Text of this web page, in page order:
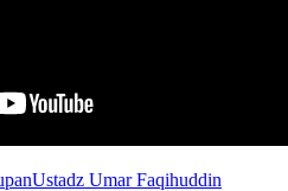
Ustadz Umar Faqihuddin